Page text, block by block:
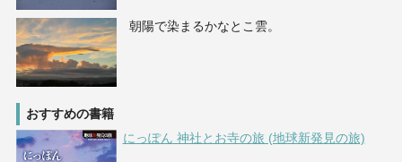
朝陽で染まるかなとこ雲。
おすすめの書籍
にっぽん 神社とお寺の旅 (地球新発見の旅)